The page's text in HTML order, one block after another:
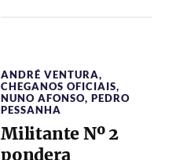
ANDRÉ VENTURA,
CHEGANOS OFICIAIS,
NUNO AFONSO,PEDRO
PESSANHA
Militante Nº 2
pondera